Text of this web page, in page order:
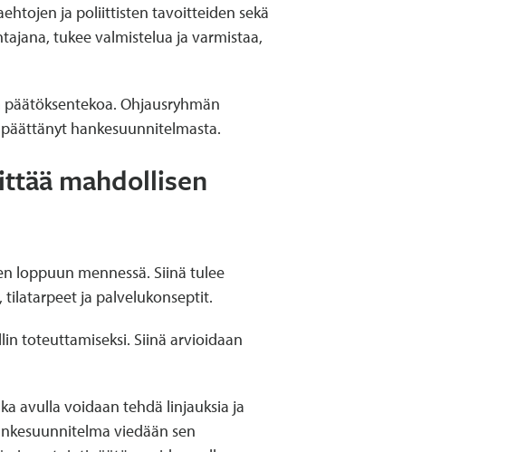
ja poliittisten tavoitteiden sekä
tukee valmistelua ja varmistaa,
Ohjausryhmän
hankesuunnitelmasta.
mahdollisen
loppuun mennessä. Siinä tulee
ja palvelukonseptit.
toteuttamiseksi. Siinä arvioidaan
avulla voidaan tehdä linjauksia ja
viedään sen